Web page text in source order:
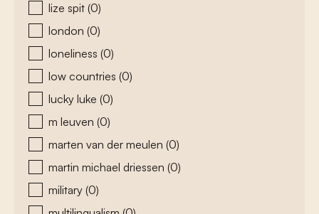
lize spit (0)
london (0)
loneliness (0)
low countries (0)
lucky luke (0)
m leuven (0)
marten van der meulen (0)
martin michael driessen (0)
military (0)